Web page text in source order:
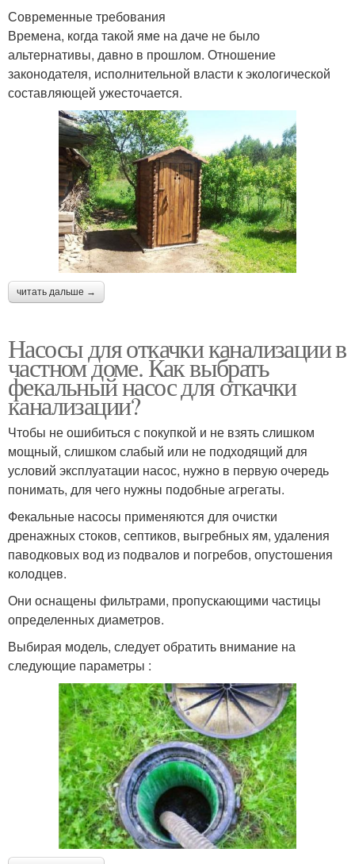
Современные требования
Времена, когда такой яме на даче не было
альтернативы, давно в прошлом. Отношение
законодателя, исполнительной власти к экологической
составляющей ужесточается.
читать дальше →
Насосы для откачки канализации в
частном доме. Как выбрать
фекальный насос для откачки
канализации?
Чтобы не ошибиться с покупкой и не взять слишком
мощный, слишком слабый или не подходящий для
условий эксплуатации насос, нужно в первую очередь
понимать, для чего нужны подобные агрегаты.
Фекальные насосы применяются для очистки
дренажных стоков, септиков, выгребных ям, удаления
паводковых вод из подвалов и погребов, опустошения
колодцев.
Они оснащены фильтрами, пропускающими частицы
определенных диаметров.
Выбирая модель, следует обратить внимание на
следующие параметры :